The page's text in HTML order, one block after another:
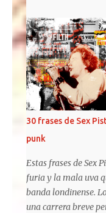
30 frases de Sex
punk
Estas frases de Sex
furia y la mala uva
banda londinense.
una carrera breve